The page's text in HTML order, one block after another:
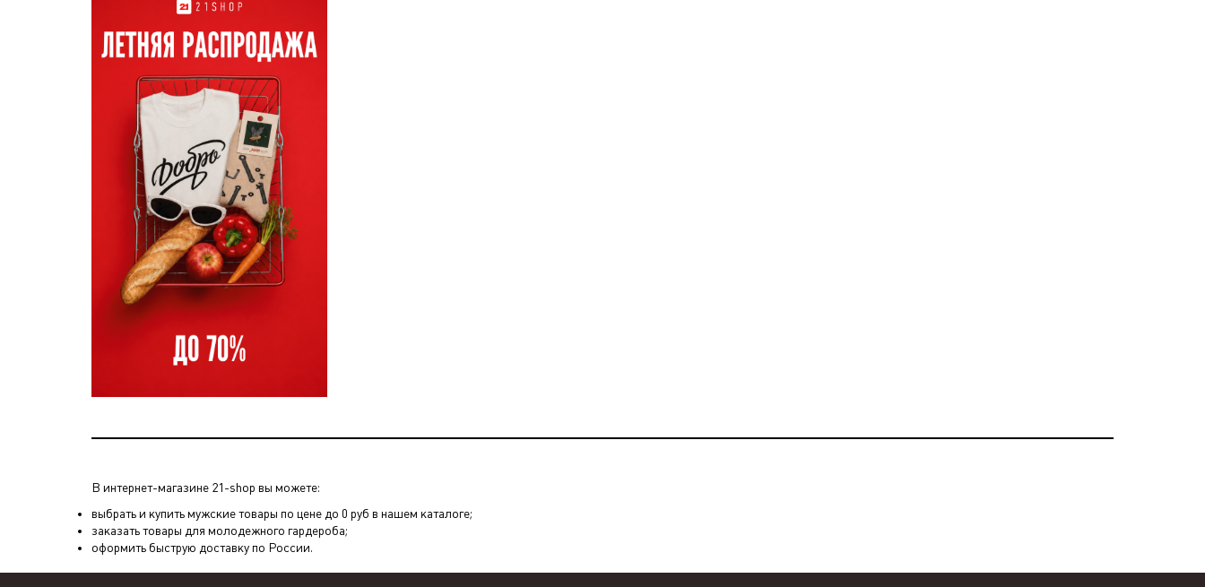
В интернет-магазине 21-shop вы можете:
выбрать и купить мужские товары по цене до 0 руб в нашем каталоге;
заказать товары для молодежного гардероба;
оформить быструю доставку по России.